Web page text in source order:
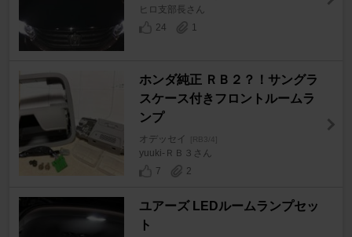
ヒロ支部長さん
24
1
ホンダ純正 ＲＢ２？！サングラ
スケース付きフロントルームラ
ンプ
オデッセイ [RB3/4]
yuuki-ＲＢ３さん
7
2
ユアーズ LEDルームランプセッ
ト